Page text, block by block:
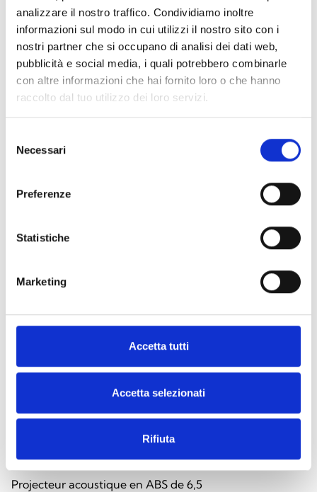
analizzare il nostro traffico. Condividiamo inoltre
informazioni sul modo in cui utilizzi il nostro sito con i
nostri partner che si occupano di analisi dei dati web,
pubblicità e social media, i quali potrebbero combinarle
con altre informazioni che hai fornito loro o che hanno
raccolto dal tuo utilizzo dei loro servizi.
delNecessari
Preferenze
Statistiche
Marketing
Accetta tutti
Accetta selezionati
Rifiuta
une utilisation dans les bâtiments
commerciaux, les zones industrielles, les
centres sportifs et les espaces publics, elles
allient un design élégant à des performances
audio fiables.
Projecteur acoustique en ABS de 6,5